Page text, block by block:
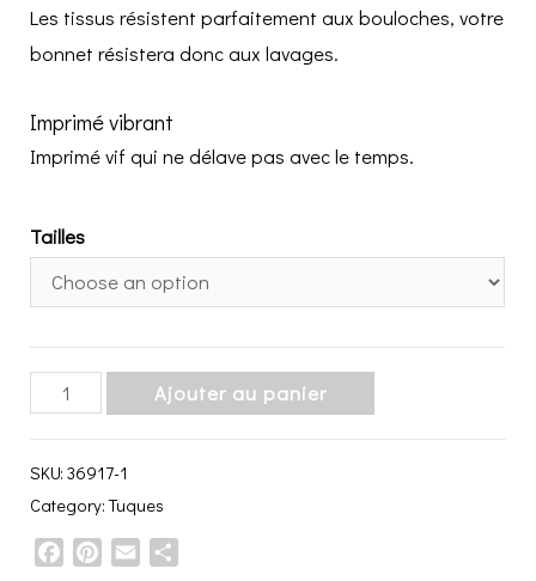
Les tissus résistent parfaitement aux bouloches, votre
bonnet résistera donc aux lavages.
Imprimé vibrant
Imprimé vif qui ne délave pas avec le temps.
Tailles
ou
de
Ajouter au panier
SKU:36917-1
Category:Tuques
FacebookPinterest
Email